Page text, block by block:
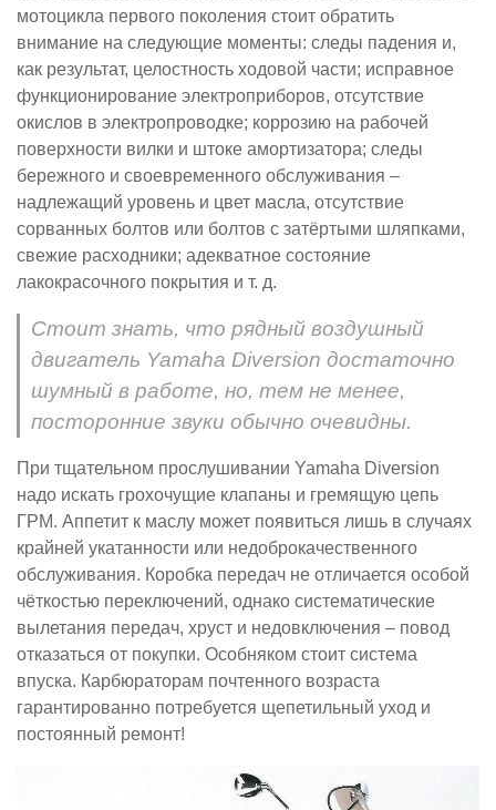
мотоцикла первого поколения стоит обратить
внимание на следующие моменты: следы падения и,
как результат, целостность ходовой части; исправное
функционирование электроприборов, отсутствие
окислов в электропроводке; коррозию на рабочей
поверхности вилки и штоке амортизатора; следы
бережного и своевременного обслуживания –
надлежащий уровень и цвет масла, отсутствие
сорванных болтов или болтов с затёртыми шляпками,
свежие расходники; адекватное состояние
лакокрасочного покрытия и т. д.
Стоит знать, что рядный воздушный
двигатель Yamaha Diversion достаточно
шумный в работе, но, тем не менее,
посторонние звуки обычно очевидны.
При тщательном прослушивании Yamaha Diversion
надо искать грохочущие клапаны и гремящую цепь
ГРМ. Аппетит к маслу может появиться лишь в случаях
крайней укатанности или недоброкачественного
обслуживания. Коробка передач не отличается особой
чёткостью переключений, однако систематические
вылетания передач, хруст и недовключения – повод
отказаться от покупки. Особняком стоит система
впуска. Карбюраторам почтенного возраста
гарантированно потребуется щепетильный уход и
постоянный ремонт!